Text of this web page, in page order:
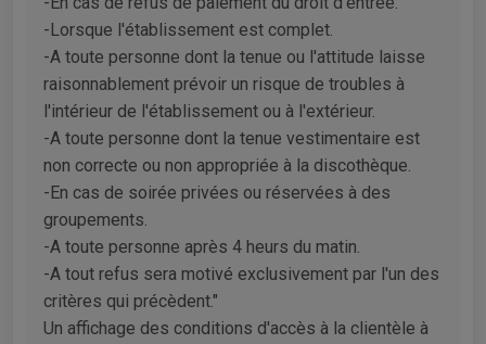
-Lorsque l'établissement est complet.
-A toute personne dont la tenue ou l'attitude laisse
raisonnablement prévoir un risque de troubles à
l'intérieur de l'établissement ou à l'extérieur.
-A toute personne dont la tenue vestimentaire est
non correcte ou non appropriée à la discothèque.
-En cas de soirée privées ou réservées à des
groupements.
-A toute personne après 4 heurs du matin.
-A tout refus sera motivé exclusivement par l'un des
critères qui précèdent."
Un affichage des conditions d'accès à la clientèle à